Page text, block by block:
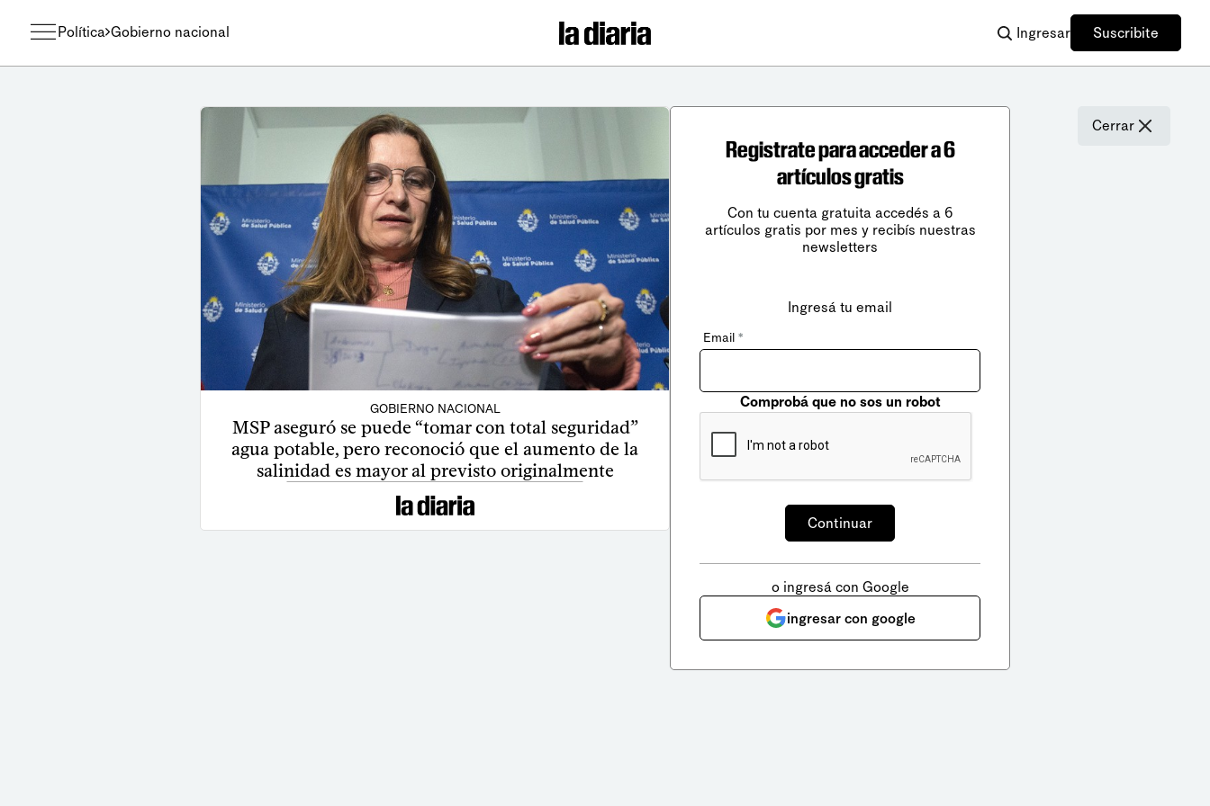
Política Gobierno nacional Ingresar Suscribite
GOBIERNO NACIONAL
MSP aseguró se puede “tomar con total seguridad”
agua potable, pero reconoció que el aumento de la
salinidad es mayor al previsto originalmente
Cerrar
Registrate para acceder a 6
artículos gratis
Con tu cuenta gratuita accedés a 6
artículos gratis por mes y recibís nuestras
newsletters
Ingresá tu email
Email *
Comprobá que no sos un robot
o ingresá con Google
ingresar con google